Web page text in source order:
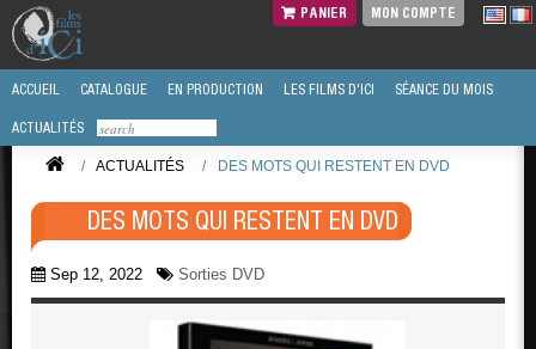
PANIER MON COMPTE
ACCUEIL CATALOGUE EN PRODUCTION LES FILMS D'ICI SÉANCE DU MOIS
ACTUALITÉS
/ ACTUALITÉS / DES MOTS QUI RESTENT EN DVD
DES MOTS QUI RESTENT EN DVD
Sep 12, 2022 Sorties DVD